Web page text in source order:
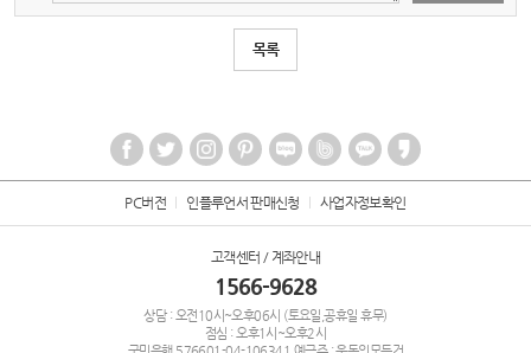
목록
PC버전 인플루언서 판매신청 사업자정보확인
고객센터 / 계좌안내
1566-9628
상담 : 오전10시~오후06시 (토요일,공휴일 휴무)
점심 : 오후1시~오후2시